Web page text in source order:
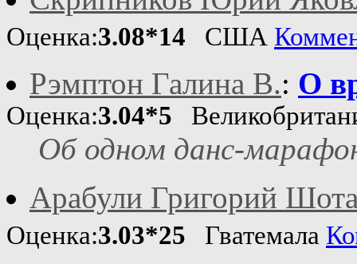
Оценка:3.08*14 США
Рэмптон Галина В.: О
Оценка:3.04*5
Об одном данс-
Арабули Григорий
Оценка:3.03*25 Гватемала